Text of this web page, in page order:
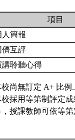
項目
人簡報
儕互評
講聆聽心得
尚無訂定 A+ 比例
校採用等第制評定
，授課教師可依等